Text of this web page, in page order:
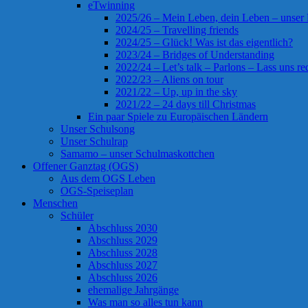
eTwinning
2025/26 – Mein Leben, dein Leben – unser
2024/25 – Travelling friends
2024/25 – Glück! Was ist das eigentlich?
2023/24 – Bridges of Understanding
2022/24 – Let’s talk – Parlons – Lass uns
2022/23 – Aliens on tour
2021/22 – Up, up in the sky
2021/22 – 24 days till Christmas
Ein paar Spiele zu Europäischen Ländern
Unser Schulsong
Unser Schulrap
Samamo – unser Schulmaskottchen
Offener Ganztag (OGS)
Aus dem OGS Leben
OGS-Speiseplan
Menschen
Schüler
Abschluss 2030
Abschluss 2029
Abschluss 2028
Abschluss 2027
Abschluss 2026
ehemalige Jahrgänge
Was man so alles tun kann